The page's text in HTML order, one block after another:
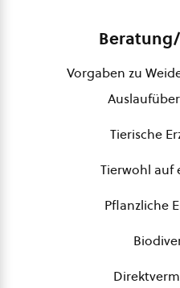
Vorgaben zu
Tierische
Tierwohl auf
Pflanzliche